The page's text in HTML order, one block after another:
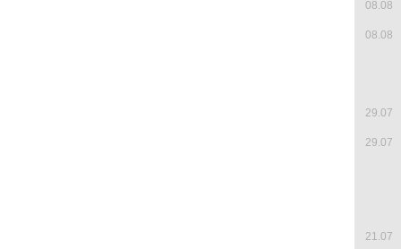
08.08
08.08
29.07
29.07
21.07